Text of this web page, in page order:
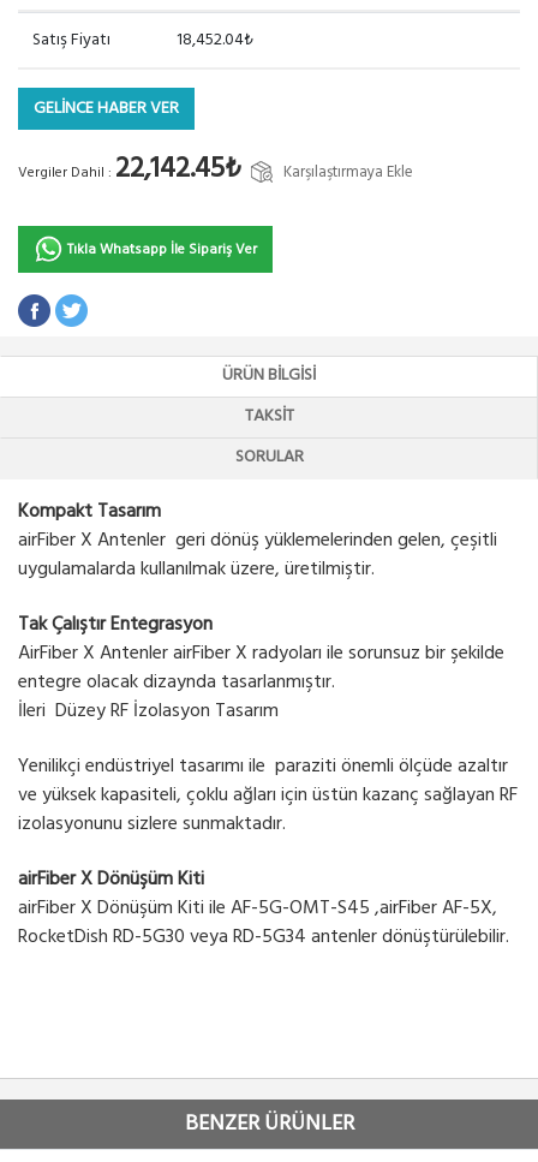
Satış Fiyatı 18,452.04₺
GELİNCE HABER VER
Vergiler Dahil : 22,142.45₺ Karşılaştırmaya Ekle
Tıkla Whatsapp İle Sipariş Ver
ÜRÜN BILGISI
TAKSIT
SORULAR
Kompakt Tasarım
airFiber X Antenler geri dönüş yüklemelerinden gelen, çeşitli
uygulamalarda kullanılmak üzere, üretilmiştir.
Tak Çalıştır Entegrasyon
AirFiber X Antenler airFiber X radyoları ile sorunsuz bir şekilde
entegre olacak dizaynda tasarlanmıştır.
İleri Düzey RF İzolasyon Tasarım
Yenilikçi endüstriyel tasarımı ile paraziti önemli ölçüde azaltır
ve yüksek kapasiteli, çoklu ağları için üstün kazanç sağlayan RF
izolasyonunu sizlere sunmaktadır.
airFiber X Dönüşüm Kiti
airFiber X Dönüşüm Kiti ileAF-5G-OMT-S45 ,airFiber AF-5X,
RocketDish RD-5G30 veya RD-5G34 antenler dönüştürülebilir.
BENZER ÜRÜNLER